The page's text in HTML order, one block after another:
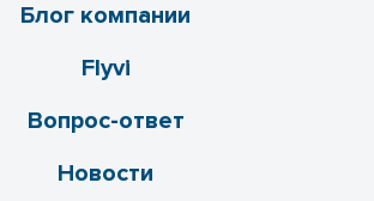
Блог компании
Flyvi
Вопрос-ответ
Новости